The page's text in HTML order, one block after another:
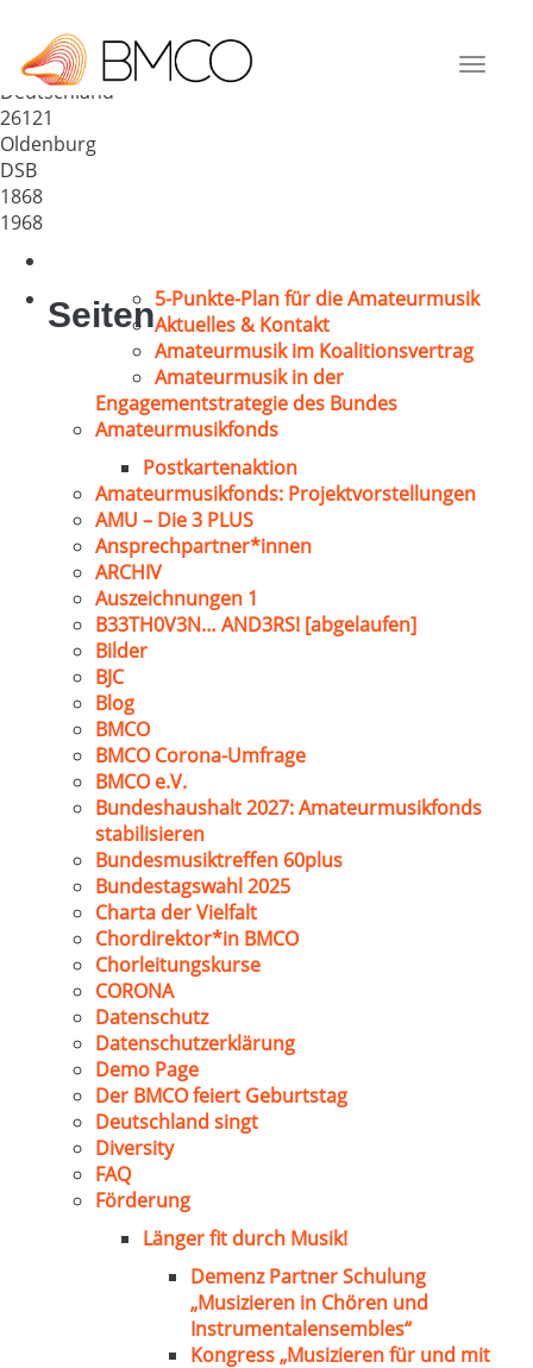
Toggle
Oldenb. 1868
Deutschland
26121
Oldenburg
DSB
1868
1968
Seiten5-Punkte-Plan für die Amateurmusik
Aktuelles & Kontakt
Amateurmusik im Koalitionsvertrag
Amateurmusik in der
Engagementstrategie des Bundes
Amateurmusikfonds
Postkartenaktion
Amateurmusikfonds: Projektvorstellungen
AMU – Die 3 PLUS
Ansprechpartner*innen
ARCHIV
Auszeichnungen 1
B33TH0V3N… AND3RS! [abgelaufen]
Bilder
BJC
Blog
BMCO
BMCO Corona-Umfrage
BMCO e.V.
Bundeshaushalt 2027: Amateurmusikfonds
stabilisieren
Bundesmusiktreffen 60plus
Bundestagswahl 2025
Charta der Vielfalt
Chordirektor*in BMCO
Chorleitungskurse
CORONA
Datenschutz
Datenschutzerklärung
Demo Page
Der BMCO feiert Geburtstag
Deutschland singt
Diversity
FAQ
Förderung
Länger fit durch Musik!
Demenz Partner Schulung
„Musizieren in Chören und
Instrumentalensembles“
Kongress „Musizieren für und mit